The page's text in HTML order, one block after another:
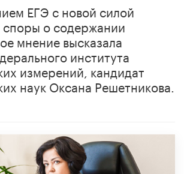
ЕГЭ с новой силой
споры о содержании
мнение высказала
института
измерений, кандидат
наук Оксана Решетникова.